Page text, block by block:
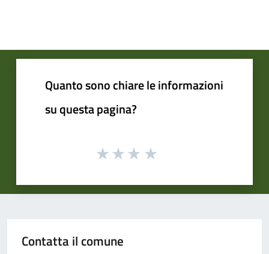
Quanto sono chiare le informazioni
su questa pagina?
Contatta il comune